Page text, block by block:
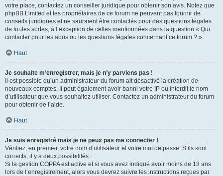
votre place, contactez un conseiller juridique pour obtenir son avis. Notez que
phpBB Limited et les propriétaires de ce forum ne peuvent pas fournir de
conseils juridiques et ne sauraient être contactés pour des questions légales
de toutes sortes, à l’exception de celles mentionnées dans la question « Qui
contacter pour les abus ou les questions légales concernant ce forum ? ».
Haut
Je souhaite m’enregistrer, mais je n’y parviens pas !
Il est possible qu’un administrateur du forum ait désactivé la création de
nouveaux comptes. Il peut également avoir banni votre IP ou interdit le nom
d’utilisateur que vous souhaitez utiliser. Contactez un administrateur du forum
pour obtenir de l’aide.
Haut
Je suis enregistré mais je ne peux pas me connecter !
Vérifiez, en premier, votre nom d’utilisateur et votre mot de passe. S’ils sont
corrects, il y a deux possibilités :
Si la gestion COPPA est active et si vous avez indiqué avoir moins de 13 ans
lors de l’enregistrement, alors vous devrez suivre les instructions reçues par